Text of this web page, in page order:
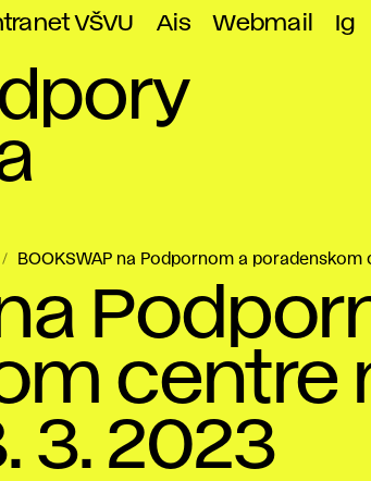
VŠVU Ais Webmail Ig
BOOKSWAP na Podpornom a poradenskom
centre
3. 2023